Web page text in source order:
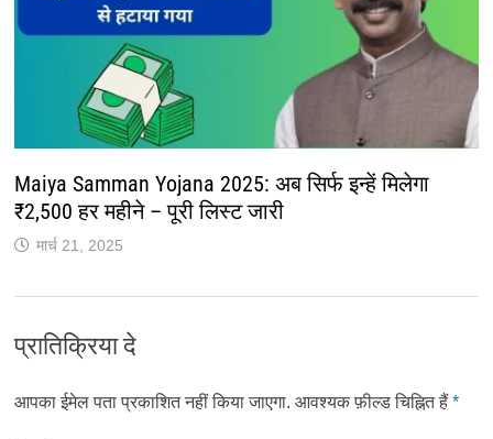
Maiya Samman Yojana 2025: अब सिर्फ इन्हें मिलेगा
₹2,500 हर महीने – पूरी लिस्ट जारी
मार्च 21, 2025
प्रातिक्रिया दे
आपका ईमेल पता प्रकाशित नहीं किया जाएगा. आवश्यक फ़ील्ड चिह्नित हैं *